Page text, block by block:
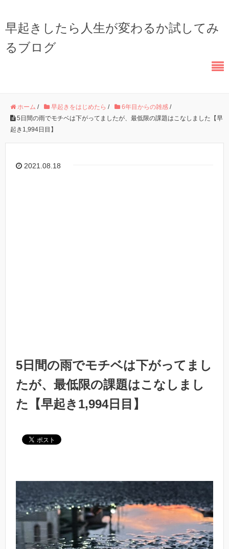
早起きしたら人生が変わるか試してみ
るブログ
ホーム / 早起きをはじめたら / 6年目からの雑感 /
5日間の雨でモチベは下がってましたが、最低限の課題はこなしました【早
起き1,994日目】
2021.08.18
5日間の雨でモチベは下がってまし
たが、最低限の課題はこなしまし
た【早起き1,994日目】